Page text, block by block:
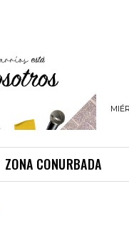
ZONA CONURBADA